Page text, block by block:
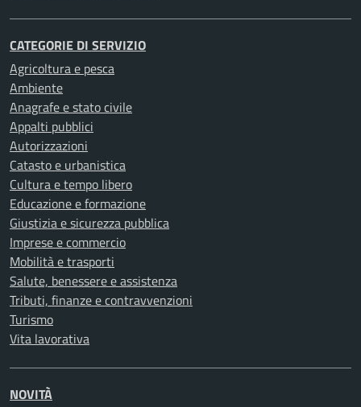
CATEGORIE DI SERVIZIO
Agricoltura e pesca
Ambiente
Anagrafe e stato civile
Appalti pubblici
Autorizzazioni
Catasto e urbanistica
Cultura e tempo libero
Educazione e formazione
Giustizia e sicurezza pubblica
Imprese e commercio
Mobilità e trasporti
Salute, benessere e assistenza
Tributi, finanze e contravvenzioni
Turismo
Vita lavorativa
NOVITÀ